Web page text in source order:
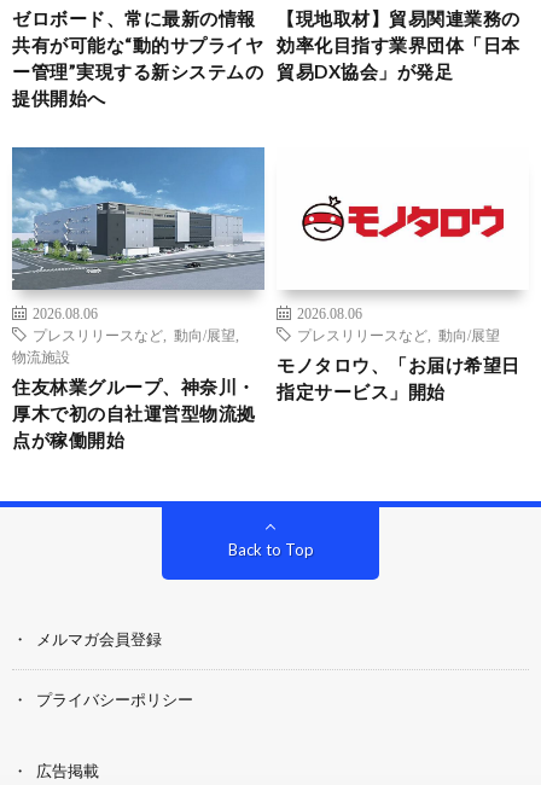
ゼロボード、常に最新の情報
共有が可能な“動的サプライヤ
ー管理”実現する新システムの
提供開始へ
【現地取材】貿易関連業務の
効率化目指す業界団体「日本
貿易DX協会」が発足
2026.08.06
プレスリリースなど
動向/展望
物流施設
住友林業グループ、神奈川・
厚木で初の自社運営型物流拠
点が稼働開始
2026.08.06
プレスリリースなど
動向/展望
モノタロウ、「お届け希望日
指定サービス」開始
Back to Top
メルマガ会員登録
プライバシーポリシー
広告掲載